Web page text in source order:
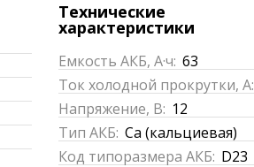
Технические
характеристики
Емкость АКБ, А·ч: 63
Ток холодной прокрутки, А:
Напряжение, В: 12
Тип АКБ: Ca (кальциевая)
Код типоразмера АКБ: D23